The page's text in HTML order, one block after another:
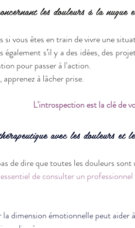
les douleurs à la nuque
si vous êtes en train de vivre une
également s’il y a des idées, des
pour passer à l'action.
apprenez à lâcher prise.
L'introspection est la clé de
avec les douleurs et
de dire que toutes les douleurs
de consulter un
la dimension émotionnelle peut aider